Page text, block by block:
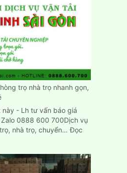
trọ nhà trọ nhanh gọn,
này - Lh tư vấn báo giá
0888 600 700Dịch vụ
nhà trọ, chuyển…Đọc